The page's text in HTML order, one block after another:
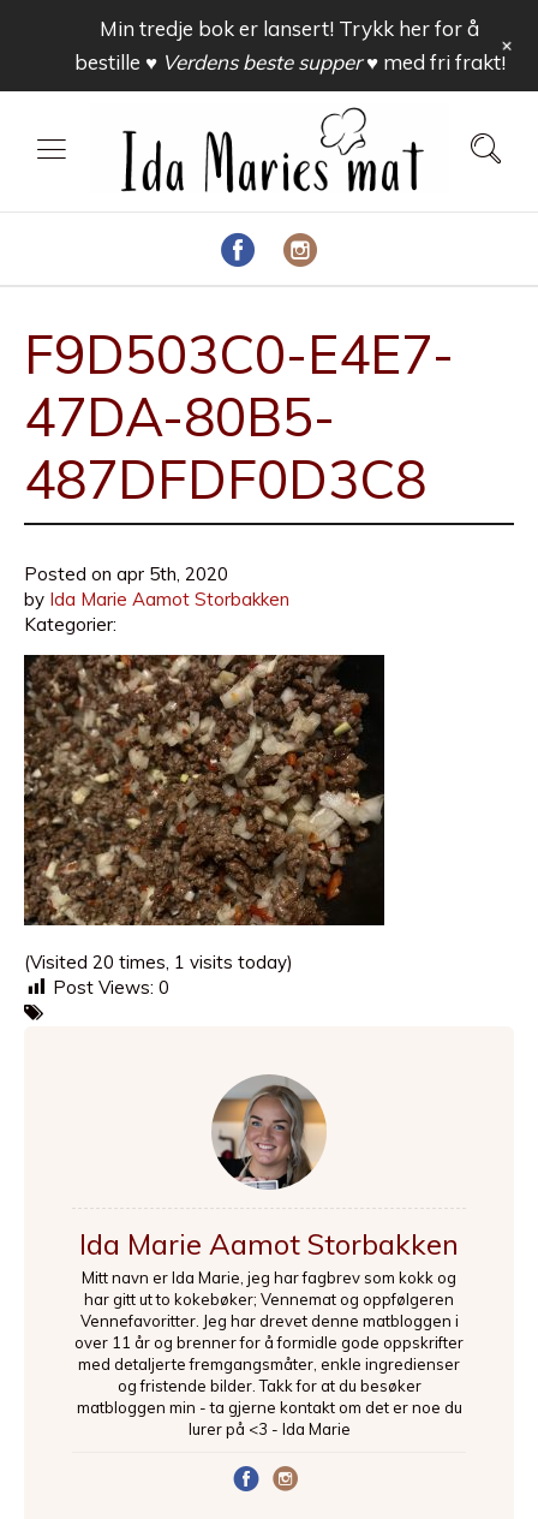
F9D503C0-E4E7-
47DA-80B5-
487DFDF0D3C8
Posted on apr 5th, 2020
by Ida Marie Aamot Storbakken
Kategorier:
(Visited 20 times, 1 visits today)
Post Views: 0
Ida Marie Aamot Storbakken
Mitt navn er Ida Marie, jeg har fagbrev som kokk og
har gitt ut to kokebøker; Vennemat og oppfølgeren
Vennefavoritter. Jeg har drevet denne matbloggen i
over 11 år og brenner for å formidle gode oppskrifter
med detaljerte fremgangsmåter, enkle ingredienser
og fristende bilder. Takk for at du besøker
matbloggen min - ta gjerne kontakt om det er noe du
lurer på <3 - Ida Marie
Min tredje bok er lansert! Trykk her for å
bestille ♥ Verdens beste supper ♥med fri frakt!
+